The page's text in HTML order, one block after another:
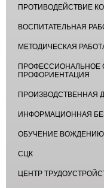
ПРОТИВОДЕЙСТВИЕ
ВОСПИТАТЕЛЬНАЯ
МЕТОДИЧЕСКАЯ
ПРОФЕССИОНАЛЬНОЕ
ПРОФОРИЕНТАЦИЯ
ПРОИЗВОДСТВЕННАЯ
ИНФОРМАЦИОННАЯ
ОБУЧЕНИЕ ВОЖДЕНИЮ
СЦК
ЦЕНТР